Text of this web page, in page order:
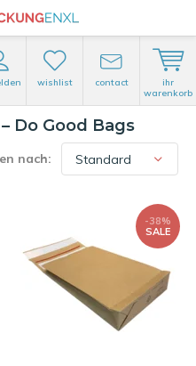
wishlist contact
ihr
warenkorb
Do Good Bags
nach:
-38%
SALE